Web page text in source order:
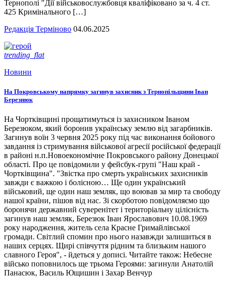
Тернополі "Дії військовослужбовця кваліфіковано за ч. 4 ст.
425 Кримінального […]
Редакція Терміново 04.06.2025
trending_flat
Новини
На Покровському напрямку загинув захисник з Тернопільщини Іван
Березнюк
На Чортківщині прощатимуться із захисником Іваном
Березюком, який боронив українську землю від загарбників.
Загинув воїн 3 червня 2025 року під час виконання бойового
завдання із стримування військової агресії російської федерації
в районі н.п.Новоекономічне Покровського району Донецької
області. Про це повідомили у фейсбук-групі "Наш край -
Чортківщина". "Звістка про смерть українських захисників
завжди є важкою і болісною… Ще один український
військовий, ще один наш земляк, що воював за мир та свободу
нашої країни, пішов від нас. Зі скорботою повідомляємо що
боронячи державний суверенітет і територіальну цілісність
загинув наш земляк, Березюк Іван Ярославович 10.08.1969
року народження, житель села Красне Гримайлівської
громади. Світлий спомин про нього назавжди залишиться в
наших серцях. Щирі співчуття рідним та близьким нашого
славного Героя", - йдеться у дописі. Читайте також: Небесне
військо поповнилось ще трьома Героями: загинули Анатолій
Панасюк, Василь Ющишин і Захар Венчур